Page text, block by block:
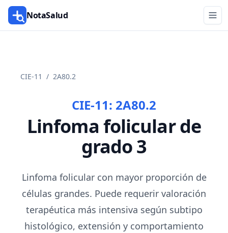
NotaSalud
CIE-11 / 2A80.2
CIE-11: 2A80.2
Linfoma folicular de
grado 3
Linfoma folicular con mayor proporción de
células grandes. Puede requerir valoración
terapéutica más intensiva según subtipo
histológico, extensión y comportamiento